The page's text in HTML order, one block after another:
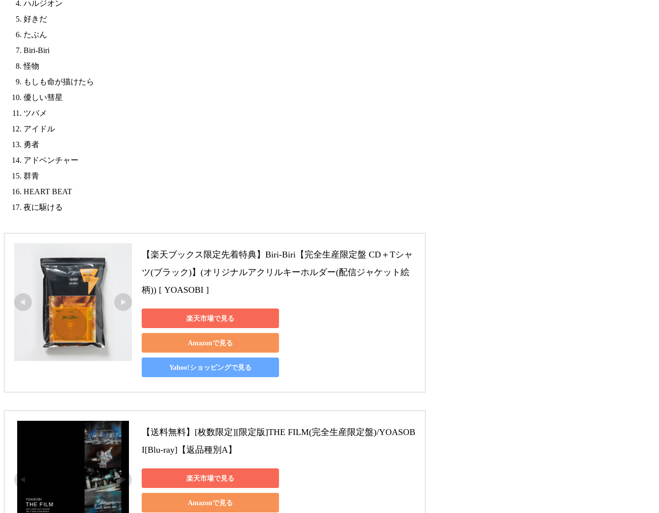
ハルジオン
好きだ
たぶん
Biri-Biri
怪物
もしも命が描けたら
優しい彗星
ツバメ
アイドル
勇者
アドベンチャー
群青
HEART BEAT
夜に駆ける
【楽天ブックス限定先着特典】Biri-Biri【完全生産限定盤 CD＋Tシャ
ツ(ブラック)】(オリジナルアクリルキーホルダー(配信ジャケット絵
柄)) [ YOASOBI ]
楽天市場で見る
Amazonで見る
Yahoo!ショッピングで見る
【送料無料】[枚数限定][限定版]THE FILM(完全生産限定盤)/YOASOB
I[Blu-ray]【返品種別A】
楽天市場で見る
Amazonで見る